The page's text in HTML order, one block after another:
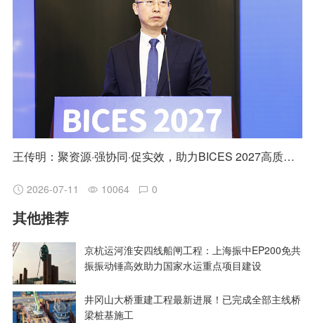
王传明：聚资源·强协同·促实效，助力BICES 2027高质量发展
2026-07-11 10064 0
其他推荐
京杭运河淮安四线船闸工程：上海振中EP200免共
振振动锤高效助力国家水运重点项目建设
井冈山大桥重建工程最新进展！已完成全部主线桥
梁桩基施工